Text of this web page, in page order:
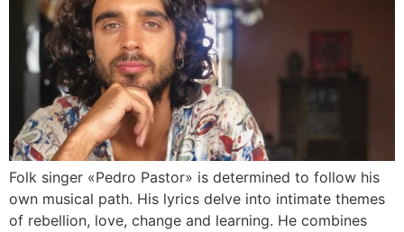
Folk singer «Pedro Pastor» is determined to follow his
own musical path. His lyrics delve into intimate themes
of rebellion, love, change and learning. He combines